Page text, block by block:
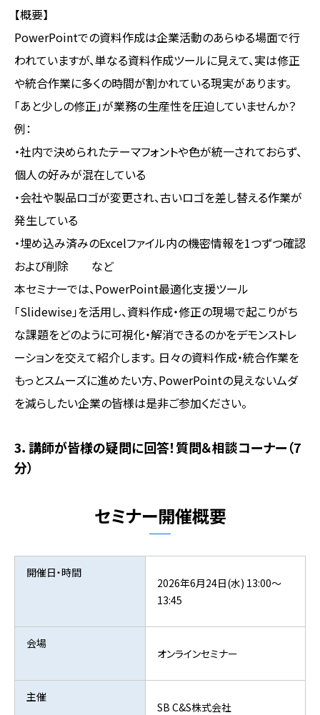
【概要】
PowerPointでの資料作成は企業活動のあらゆる場面で行
われていますが、単なる資料作成ツールに見えて、実は修正
や統合作業に多くの時間が割かれている現実があります。
「あと少しの修正」が業務の生産性を圧迫していませんか？
例：
・社内で決められたテーマフォントや色が統一されておらず、
個人の好みが混在している
・会社や製品ロゴが変更され、古いロゴを差し替える作業が
発生している
・埋め込み済みのExcelファイル内の機密情報を1つずつ確認
および削除 など
本セミナーでは、PowerPoint最適化支援ツール
「Slidewise」を活用し、資料作成・修正の現場で起こりがち
な課題をどのように可視化・解消できるのかをデモンストレ
ーションを交えて紹介します。 日々の資料作成・統合作業を
もっとスムーズに進めたい方、PowerPointの見えないムダ
を減らしたい企業の皆様は是非ご参加ください。
3．講師が皆様の疑問に回答！質問＆相談コーナー（7
分）
セミナー開催概要
開催日・時間
2026年6月24日(水) 13:00～
13:45
会場
オンラインセミナー
主催
SB C&S株式会社